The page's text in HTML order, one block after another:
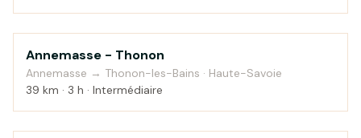
Campagne
Annemasse - Thonon
Annemasse → Thonon-les-Bains · Haute-Savoie
39 km · 3 h · Intermédiaire